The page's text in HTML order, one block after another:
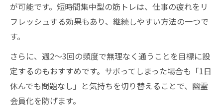
が可能です。短時間集中型の筋トレは、仕事の疲れをリ
フレッシュする効果もあり、継続しやすい方法の一つで
す。
さらに、週2〜3回の頻度で無理なく通うことを目標に設
定するのもおすすめです。サボってしまった場合も「1日
休んでも問題なし」と気持ちを切り替えることで、幽霊
会員化を防げます。